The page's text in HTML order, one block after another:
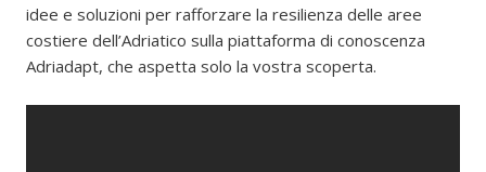
idee e soluzioni per rafforzare la resilienza delle aree
costiere dell’Adriatico sulla piattaforma di conoscenza
Adriadapt, che aspetta solo la vostra scoperta.